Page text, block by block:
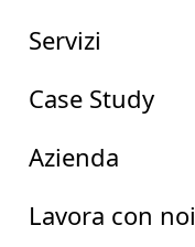
Servizi
Case Study
Azienda
Lavora con noi